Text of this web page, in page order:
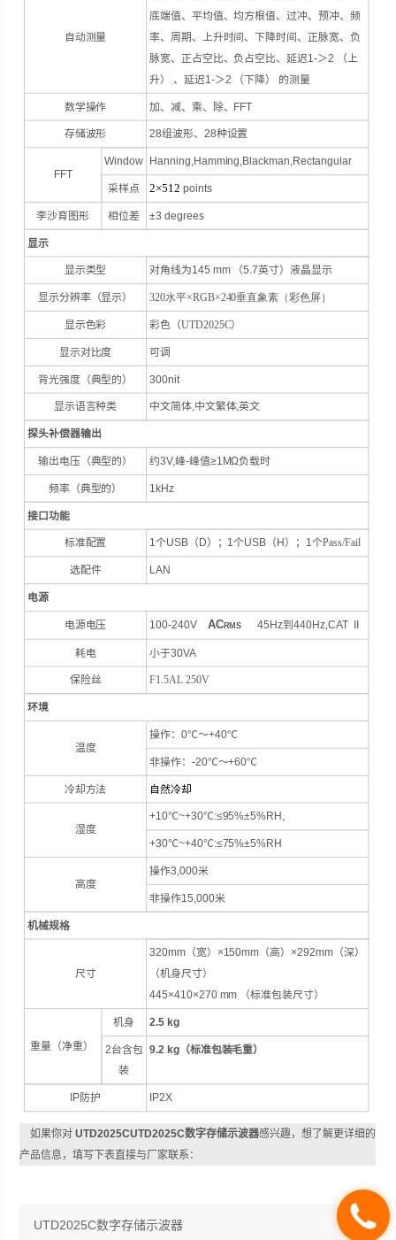
自动测量
底端值、平均值、均方根值、过冲、预冲、频
率、周期、上升时间、下降时间、正脉宽、负
脉宽、正占空比、负占空比、延迟1-＞2 （上
升） 、延迟1-＞2 （下降） 的测量
数学操作 加、减、乘、除、FFT
存储波形 28组波形、28种设置
FFT
Window Hanning,Hamming,Blackman,Rectangular
采样点 2×512points
李沙育图形 相位差 ±3 degrees
显示
显示类型 对角线为145 mm （5.7英寸）液晶显示
显示分辨率（显示） 320水平×RGB×240垂直象素（彩色屏）
显示色彩 彩色（UTD2025C）
显示对比度 可调
背光强度（典型的） 300nit
显示语言种类 中文简体,中文繁体,英文
探头补偿器输出
输出电压（典型的） 约3V,峰-峰值≥1MΩ负载时
频率（典型的） 1kHz
接口功能
标准配置 1个USB（D）；1个USB（H）；1个Pass/Fail
选配件 LAN
电源
电源电压 100-240VACRMS 45Hz到440Hz,CAT II
耗电 小于30VA
保险丝 F1.5AL 250V
环境
温度
操作：0℃～+40℃
非操作：-20℃～+60℃
冷却方法 自然冷却
湿度
+10℃~+30℃:≤95%±5%RH,
+30℃~+40℃:≤75%±5%RH
高度
操作3,000米
非操作15,000米
机械规格
尺寸
320mm（宽）×150mm（高）×292mm（深）
（机身尺寸）
445×410×270 mm （标准包装尺寸）
重量（净重）
机身 2.5 kg
2台含包
装
9.2 kg（标准包装毛重）
IP防护 IP2X
如果你对UTD2025CUTD2025C数字存储示波器感兴趣，想了解更详细的
产品信息，填写下表直接与厂家联系：